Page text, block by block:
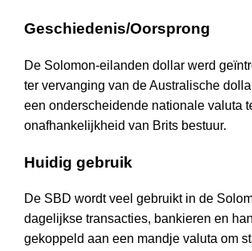
Geschiedenis/Oorsprong
De Solomon-eilanden dollar werd
ter vervanging van de Australische
een ​​onderscheidende nationale valuta
onafhankelijkheid van Brits bestuur.
Huidig gebruik
De SBD wordt veel gebruikt in de
dagelijkse transacties, bankieren en
gekoppeld aan een mandje valuta om